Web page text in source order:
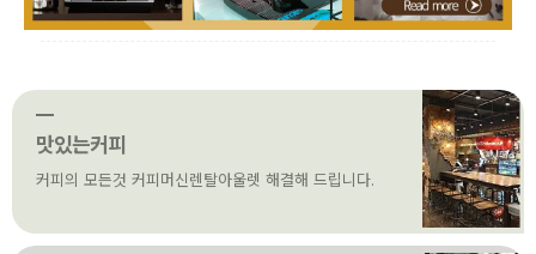
맛있는커피
커피의 모든것 커피머신렌탈아울렛 해결해 드립니다.